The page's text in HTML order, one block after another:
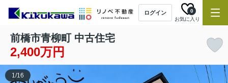
ログイン
お気に入り
0
前橋市青柳町 中古住宅
2,400万円
1/16